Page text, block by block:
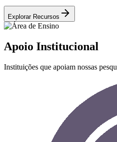
Explorar Recursos
Apoio Institucional
Instituições que apoiam nossas